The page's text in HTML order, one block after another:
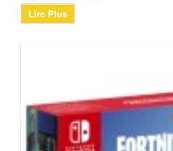
Lire Plus